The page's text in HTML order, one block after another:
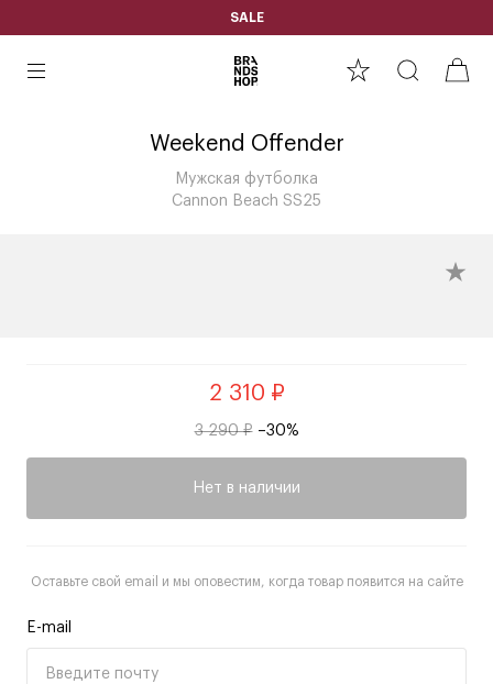
SALE
Weekend Offender
Мужская футболка
Cannon Beach SS25
2 310 ₽
3 290 ₽ –30%
Нет в наличии
Оставьте свой email и мы оповестим, когда товар появится на сайте
E-mail